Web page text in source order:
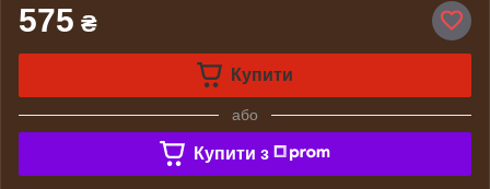
575 ₴
Купити
або
Купити з